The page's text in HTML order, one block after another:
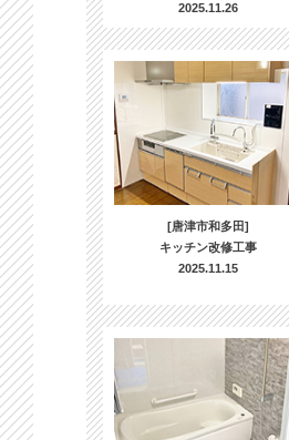
2025.11.26
[唐津市和多田]
キッチン改修工事
2025.11.15